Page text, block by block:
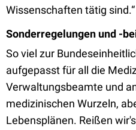
Wissenschaften tätig sind.“
Sonderregelungen und -
So viel zur
aufgepasst für all die
Verwaltungsbeamte und
medizinischen Wurzeln,
Lebensplänen. Reißen